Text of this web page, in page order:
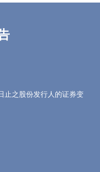
止之股份发行人的证券变